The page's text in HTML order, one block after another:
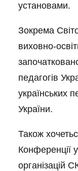
установами.
Зокрема
виховно-
педагогів
українських
України.
Також
Конференції
організацій